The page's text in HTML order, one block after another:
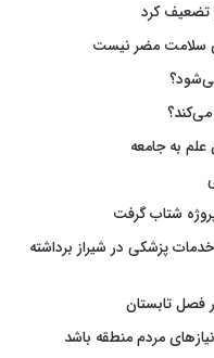
تضعیف کرد
سلامت مضر نیست
به جامعه
پزشکی در شیراز برداشته
فصل تابستان
مردم منطقه باشد